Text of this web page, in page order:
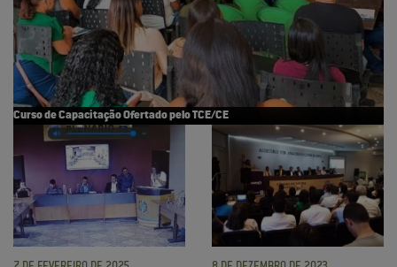
Curso de Capacitação Ofertado pelo TCE/CE